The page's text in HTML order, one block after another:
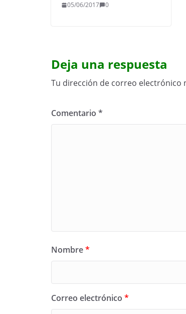
05/06/2017 0
Deja una respuesta
Tu dirección de correo electrónico
Comentario *
Nombre*
Correo electrónico *